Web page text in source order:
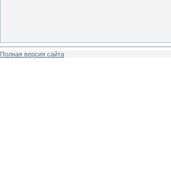
Полная версия сайта